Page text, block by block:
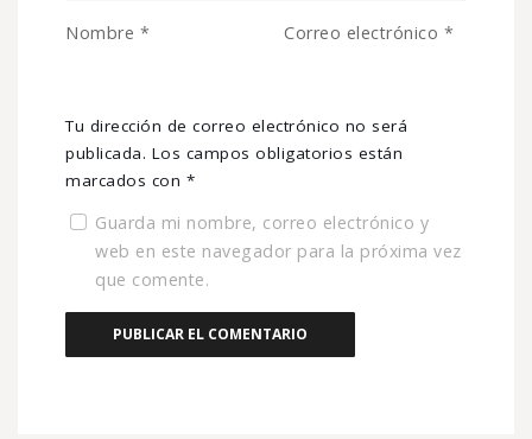
Tu dirección de correo electrónico no será
publicada. Los campos obligatorios están
marcados con *
Nombre * Correo electrónico *
Guarda mi nombre, correo electrónico y
web en este navegador para la próxima vez
que comente.